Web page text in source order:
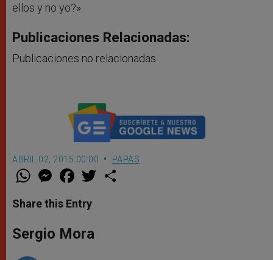
ellos y no yo?»
Publicaciones Relacionadas:
Publicaciones no relacionadas.
ABRIL 02, 2015 00:00 PAPAS
W
t
s
p
p
M
e
s
e
g
e
F
a
e
b
o
k
w
Share this Entry
Sergio Mora